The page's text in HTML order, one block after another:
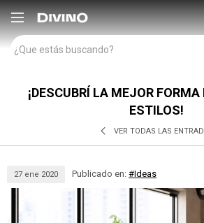

¡DESCUBRÍ LA MEJOR
ESTILOS!
VER TODAS LAS
27 ene 2020 Publicado en: #Ideas